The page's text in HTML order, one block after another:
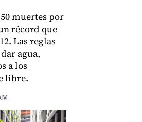
muertes por
récord que
Las reglas
agua,
a los
libre.